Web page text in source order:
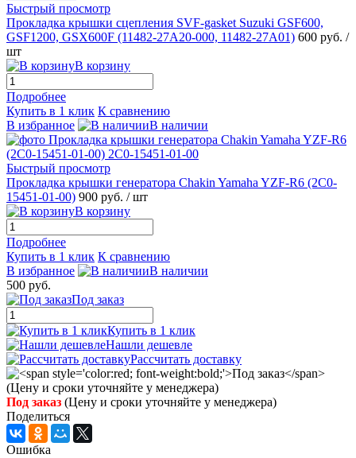
Быстрый просмотр
Прокладка крышки сцепления SVF-gasket Suzuki GSF600,
GSF1200, GSX600F (11482-27A20-000, 11482-27A01) 600 руб. /
шт
В корзину
Подробнее
Купить в 1 клик К сравнению
В избранное
В наличии
Быстрый просмотр
Прокладка крышки генератора Chakin Yamaha YZF-R6 (2C0-
15451-01-00) 900 руб. / шт
В корзину
Подробнее
Купить в 1 клик К сравнению
В избранное
В наличии
500 руб.
Под заказ
Купить в 1 клик
Нашли дешевле
Рассчитать доставку
Под заказ (Цену и сроки уточняйте у менеджера)
Поделиться
Ошибка